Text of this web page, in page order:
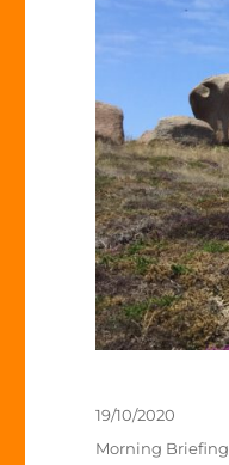
Veröffentlicht
19/10/2020
Kategorien
Morning Briefing